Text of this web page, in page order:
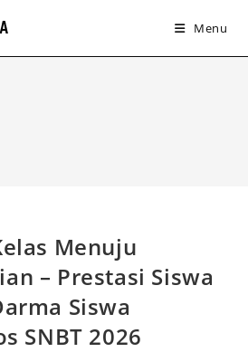
Menu
Menuju
– Prestasi Siswa
Siswa
SNBT 2026